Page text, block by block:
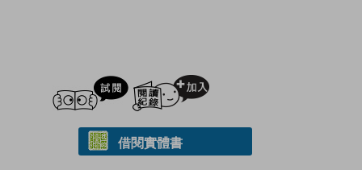
試閲
借閱實體書